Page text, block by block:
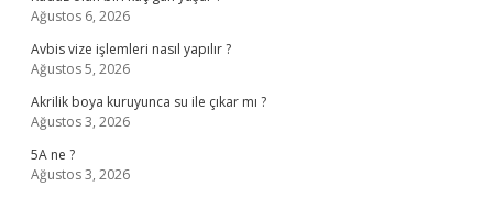
Ağustos 6, 2026
Avbis vize işlemleri nasıl yapılır ?
Ağustos 5, 2026
Akrilik boya kuruyunca su ile çıkar mı ?
Ağustos 3, 2026
5A ne ?
Ağustos 3, 2026